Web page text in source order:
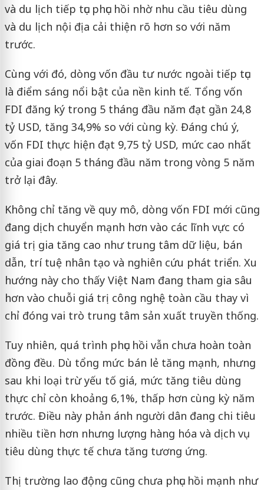
và du lịch tiếp tục phục hồi nhờ nhu cầu tiêu dùng
và du lịch nội địa cải thiện rõ hơn so với năm
trước.
Cùng với đó, dòng vốn đầu tư nước ngoài tiếp tục
là điểm sáng nổi bật của nền kinh tế. Tổng vốn
FDI đăng ký trong 5 tháng đầu năm đạt gần 24,8
tỷ USD, tăng 34,9% so với cùng kỳ. Đáng chú ý,
vốn FDI thực hiện đạt 9,75 tỷ USD, mức cao nhất
của giai đoạn 5 tháng đầu năm trong vòng 5 năm
trở lại đây.
Không chỉ tăng về quy mô, dòng vốn FDI mới cũng
đang dịch chuyển mạnh hơn vào các lĩnh vực có
giá trị gia tăng cao như trung tâm dữ liệu, bán
dẫn, trí tuệ nhân tạo và nghiên cứu phát triển. Xu
hướng này cho thấy Việt Nam đang tham gia sâu
hơn vào chuỗi giá trị công nghệ toàn cầu thay vì
chỉ đóng vai trò trung tâm sản xuất truyền thống.
Tuy nhiên, quá trình phục hồi vẫn chưa hoàn toàn
đồng đều. Dù tổng mức bán lẻ tăng mạnh, nhưng
sau khi loại trừ yếu tố giá, mức tăng tiêu dùng
thực chỉ còn khoảng 6,1%, thấp hơn cùng kỳ năm
trước. Điều này phản ánh người dân đang chi tiêu
nhiều tiền hơn nhưng lượng hàng hóa và dịch vụ
tiêu dùng thực tế chưa tăng tương ứng.
Thị trường lao động cũng chưa phục hồi mạnh như